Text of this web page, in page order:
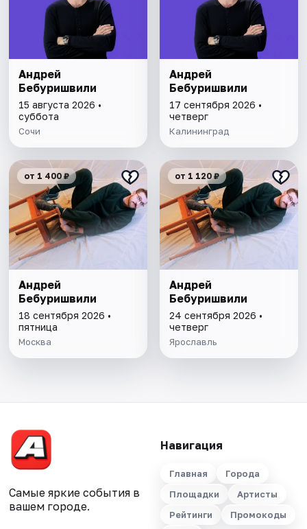
Андрей
Бебуришвили
15 августа 2026 •
суббота
Сочи
Андрей
Бебуришвили
17 сентября 2026 •
четверг
Калининград
от 1 400 ₽
Андрей
Бебуришвили
18 сентября 2026 •
пятница
Москва
от 1 120 ₽
Андрей
Бебуришвили
24 сентября 2026 •
четверг
Ярославль
Самые яркие события в
вашем городе.
Навигация
Главная
Города
Площадки
Артисты
Рейтинги
Промокоды